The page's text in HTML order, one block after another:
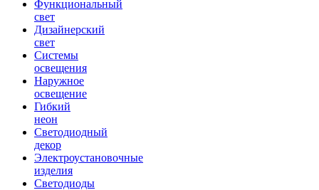
Функциональный
свет
Дизайнерский
свет
Системы
освещения
Наружное
освещение
Гибкий
неон
Светодиодный
декор
Электроустановочные
изделия
Светодиоды